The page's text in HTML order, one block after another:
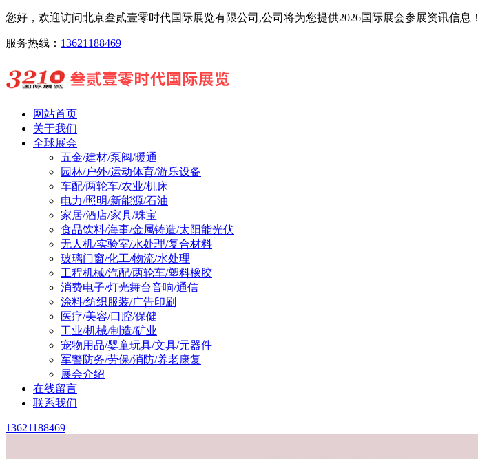
您好，欢迎访问北京叁贰壹零时代国际展览有限公司,公司将为您提供2026国际展会参展资讯信息！
服务热线： 13621188469
网站首页
关于我们
全球展会
五金/建材/泵阀/暖通
园林/户外/运动体育/游乐设备
车配/两轮车/农业/机床
电力/照明/新能源/石油
家居/酒店/家具/珠宝
食品饮料/海事/金属铸造/太阳能光伏
无人机/实验室/水处理/复合材料
玻璃门窗/化工/物流/水处理
工程机械/汽配/两轮车/塑料橡胶
消费电子/灯光舞台音响/通信
涂料/纺织服装/广告印刷
医疗/美容/口腔/保健
工业/机械/制造/矿业
宠物用品/婴童玩具/文具/元器件
军警防务/劳保/消防/养老康复
展会介绍
在线留言
联系我们
13621188469